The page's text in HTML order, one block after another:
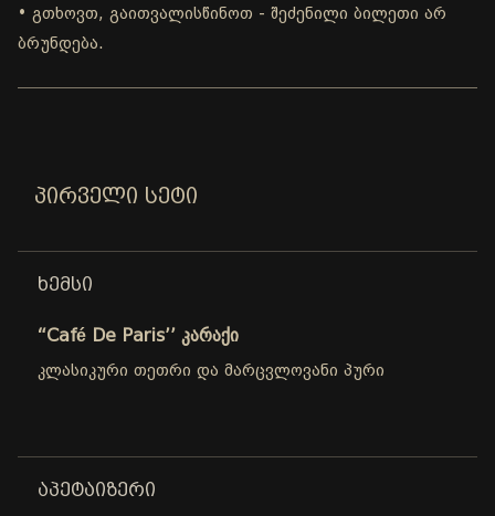
• გთხოვთ, გაითვალისწინოთ - შეძენილი ბილეთი არ
ბრუნდება.
ᲞᲘᲠᲕᲔᲚᲘ ᲡᲔᲢᲘ
ᲮᲔᲛᲡᲘ
“Café De Paris’’ კარაქი
კლასიკური თეთრი და მარცვლოვანი პური
ᲐᲞᲔᲢᲐᲘᲖᲔᲠᲘ